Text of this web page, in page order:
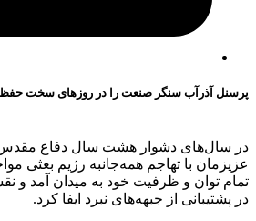
پرسنل آذرآب سنگر صنعت را در روزهای سخت حفظ
در سال‌های دشوار هشت سال دفاع
عزیزمان با تهاجم همه‌جانبه رژیم بعثی
تمام توان و ظرفیت خود به میدان آمد و
در پشتیبانی از جبهه‌های نبرد ایفا کرد.